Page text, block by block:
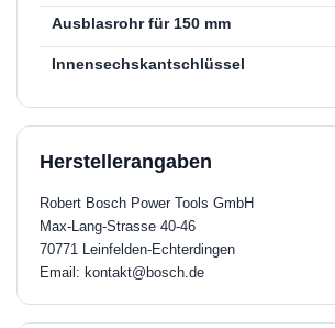
Ausblasrohr für 150 mm
Innensechskantschlüssel
Herstellerangaben
Robert Bosch Power Tools GmbH
Max-Lang-Strasse 40-46
70771 Leinfelden-Echterdingen
Email: kontakt@bosch.de